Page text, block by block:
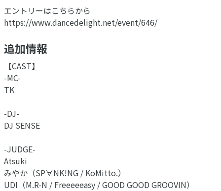
エントリーはこちらから
https://www.dancedelight.net/event/646/
追加情報
【CAST】
-MC-
TK
-DJ-
DJ SENSE
-JUDGE-
Atsuki
みやか（SP∀NK!NG / KoMitto.）
UDI（M.R-N / Freeeeeasy / GOOD GOOD GROOVIN）